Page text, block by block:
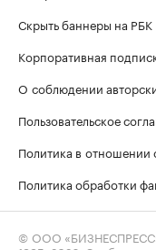
Скрыть баннеры на РБК
Корпоративная
О соблюдении
Пользовательское
Политика в отношении
Политика обработки
© ООО